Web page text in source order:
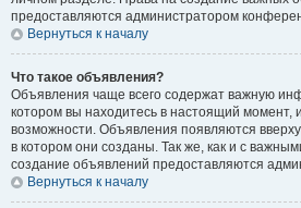
предоставляются администратором
Вернуться к началу
Что такое объявления?
Объявления чаще всего содержат важную
котором вы находитесь в настоящий момент,
возможности. Объявления появляются
в котором они созданы. Так же, как и с
создание объявлений предоставляются
Вернуться к началу